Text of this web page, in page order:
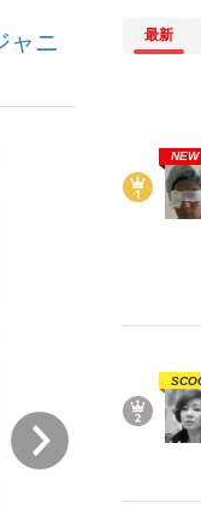
もいい」時価総額が一
ャニ
最新
NEW